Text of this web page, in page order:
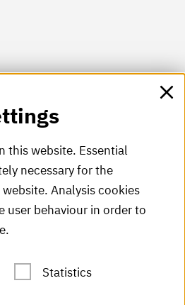
this website. Essential
necessary for the
Analysis cookies
user behaviour in order to
Statistics